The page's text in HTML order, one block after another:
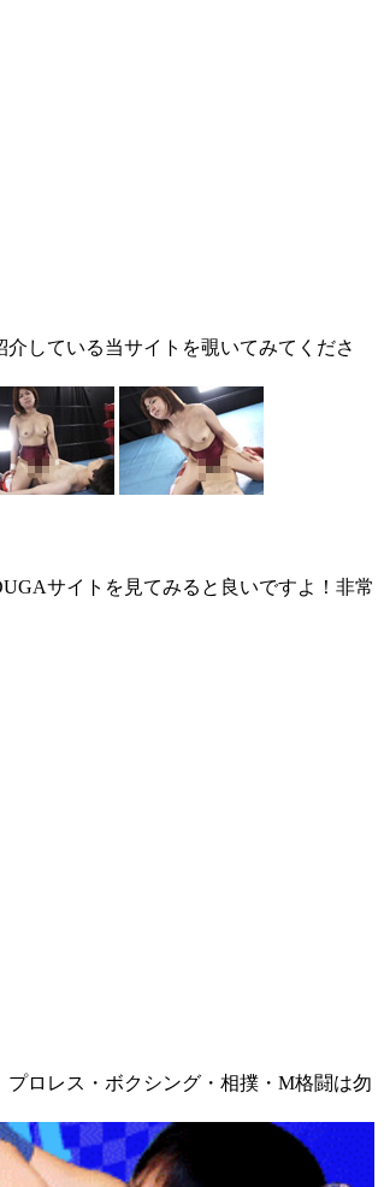
している当サイトを覗いてみてくださ
サイトを見てみると良いですよ！非常
ロレス・ボクシング・相撲・M格闘は勿